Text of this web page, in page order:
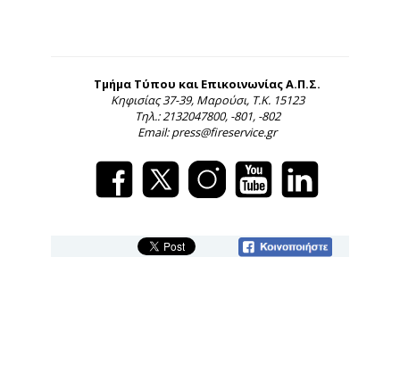
Τμήμα Τύπου και Επικοινωνίας Α.Π.Σ.
Κηφισίας 37-39, Μαρούσι, Τ.Κ. 15123
Τηλ.: 2132047800, -801, -802
Email: press@fireservice.gr